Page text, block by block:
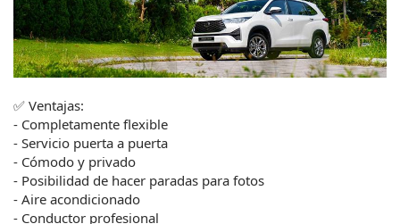
✅ Ventajas:
- Completamente flexible
- Servicio puerta a puerta
- Cómodo y privado
- Posibilidad de hacer paradas para fotos
- Aire acondicionado
- Conductor profesional